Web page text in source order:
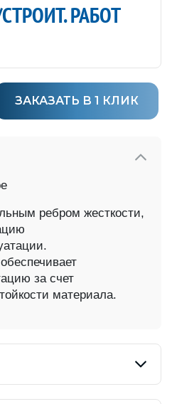
РАБОТ
ЗАКАЗАТЬ В 1 КЛИК
ребром жесткости,
за счет
материала.